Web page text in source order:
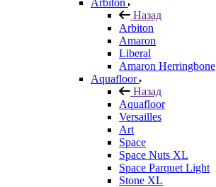
Arbiton
Назад
Arbiton
Amaron
Liberal
Amaron Herringbone
Aquafloor
Назад
Aquafloor
Versailles
Art
Space
Space Nuts XL
Space Parquet Light
Stone XL